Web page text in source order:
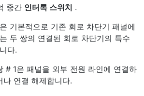
중간 인터록 스위치 .
기본적으로 기존 회로 차단기 패널에
두 쌍의 연결된 회로 차단기의 특수
다.
# 1은 패널을 외부 전원 라인에 연결하
나 연결 해제합니다.